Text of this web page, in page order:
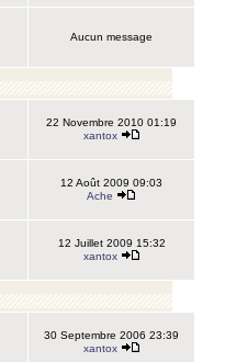
Aucun message
22 Novembre 2010 01:19
xantox
12 Août 2009 09:03
Ache
12 Juillet 2009 15:32
xantox
30 Septembre 2006 23:39
xantox